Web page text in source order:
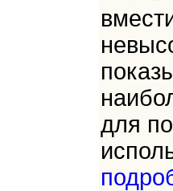
для